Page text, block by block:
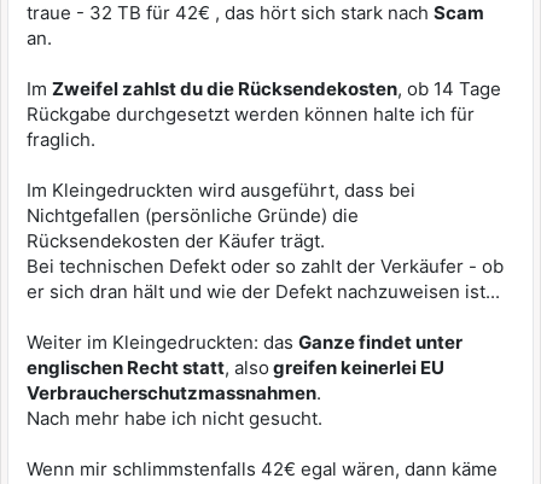
traue - 32 TB für 42€ , das hört sich stark nach Scam
an.
Im Zweifel zahlst du die Rücksendekosten, ob 14 Tage
Rückgabe durchgesetzt werden können halte ich für
fraglich.
Im Kleingedruckten wird ausgeführt, dass bei
Nichtgefallen (persönliche Gründe) die
Rücksendekosten der Käufer trägt.
Bei technischen Defekt oder so zahlt der Verkäufer - ob
er sich dran hält und wie der Defekt nachzuweisen ist...
Weiter im Kleingedruckten: das Ganze findet unter
englischen Recht statt, also greifen keinerlei EU
Verbraucherschutzmassnahmen.
Nach mehr habe ich nicht gesucht.
Wenn mir schlimmstenfalls 42€ egal wären, dann käme